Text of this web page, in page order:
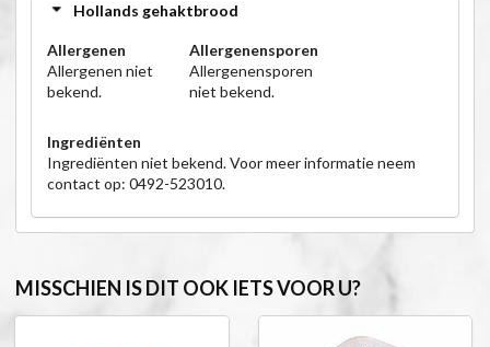
Hollands gehaktbrood
Allergenen
Allergenen niet
bekend.
Allergenensporen
Allergenensporen
niet bekend.
Ingrediënten
Ingrediënten niet bekend. Voor meer informatie neem
contact op: 0492-523010.
MISSCHIEN IS DIT OOK IETS VOOR U?